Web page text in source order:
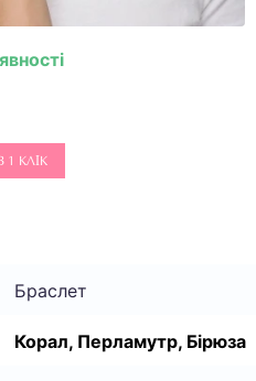
1 КЛІК
Браслет
Корал, Перламутр, Бірюза